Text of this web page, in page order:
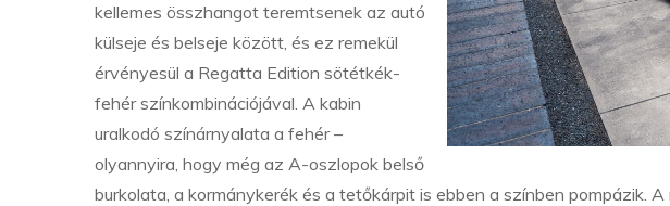
kellemes összhangot teremtsenek az autó
külseje és belseje között, és ez remekül
érvényesül a Regatta Edition sötétkék-
fehér színkombinációjával. A kabin
uralkodó színárnyalata a fehér –
olyannyira, hogy még az A-oszlopok belső
burkolata, a kormánykerék és a tetőkárpit is ebben a színben pompázik.